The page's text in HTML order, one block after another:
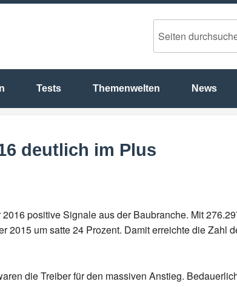
Tests Themenwelten News
deutlich im Plus
positive Signale aus der Baubranche. Mit
2015 um satte 24 Prozent. Damit erreichte die Zahl
die Treiber für den massiven Anstieg.